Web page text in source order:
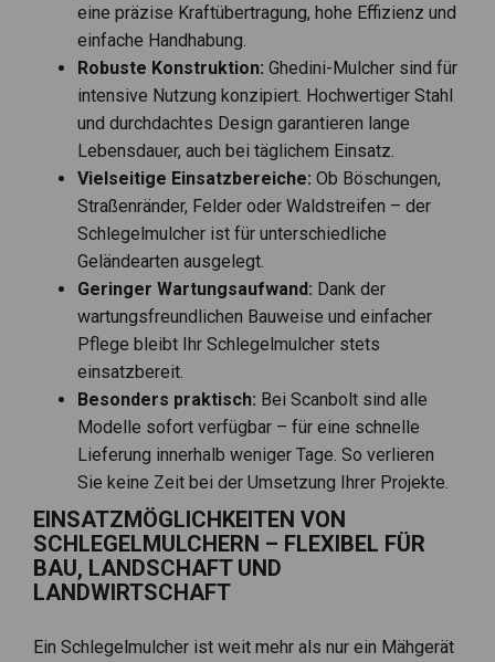
eine präzise Kraftübertragung, hohe Effizienz und
einfache Handhabung.
Robuste Konstruktion: Ghedini-Mulcher sind für
intensive Nutzung konzipiert. Hochwertiger Stahl
und durchdachtes Design garantieren lange
Lebensdauer, auch bei täglichem Einsatz.
Vielseitige Einsatzbereiche: Ob Böschungen,
Straßenränder, Felder oder Waldstreifen – der
Schlegelmulcher ist für unterschiedliche
Geländearten ausgelegt.
Geringer Wartungsaufwand: Dank der
wartungsfreundlichen Bauweise und einfacher
Pflege bleibt Ihr Schlegelmulcher stets
einsatzbereit.
Besonders praktisch: Bei Scanbolt sind alle
Modelle sofort verfügbar – für eine schnelle
Lieferung innerhalb weniger Tage. So verlieren
Sie keine Zeit bei der Umsetzung Ihrer Projekte.
EINSATZMÖGLICHKEITEN VON
SCHLEGELMULCHERN – FLEXIBEL FÜR
BAU, LANDSCHAFT UND
LANDWIRTSCHAFT
Ein Schlegelmulcher ist weit mehr als nur ein Mähgerät